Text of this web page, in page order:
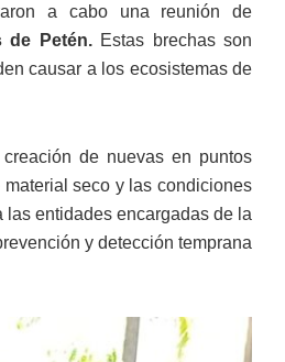
a cabo una reunión de
de Petén.Estas brechas son
causar a los ecosistemas de
de nuevas en puntos
seco y las condiciones
entidades encargadas de la
y detección temprana